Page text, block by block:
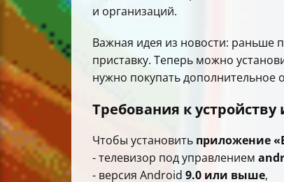
и организаций.
Важная идея из новости: раньше
приставку. Теперь можно
нужно покупать дополнительное
Требования к устройству
Чтобы установить приложение
- телевизор под управлением
- версия Android 9.0 или выше,